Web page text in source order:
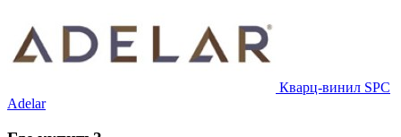
Кварц-винил SPC
Adelar